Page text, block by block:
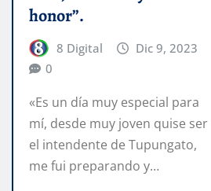
honor”.
8 Digital
Dic 9, 2023
0
«Es un día muy especial para
mí, desde muy joven quise ser
el intendente de Tupungato,
me fui preparando y…